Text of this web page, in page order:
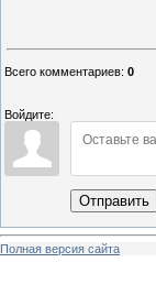
Всего комментариев: 0
Войдите:
Отправить
Полная версия сайта